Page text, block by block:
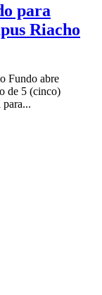
para
Riacho
Fundo abre
de 5 (cinco)